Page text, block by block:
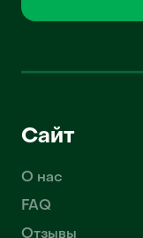
Сайт
О нас
FAQ
Отзывы